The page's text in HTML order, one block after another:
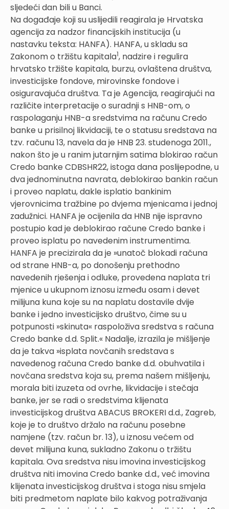
sljedeći dan bili u Banci.
Na događaje koji su uslijedili reagirala je Hrvatska
agencija za nadzor financijskih institucija (u
nastavku teksta: HANFA). HANFA, u skladu sa
Zakonom o tržištu kapitala1, nadzire i regulira
hrvatsko tržište kapitala, burzu, ovlaštena društva,
investicijske fondove, mirovinske fondove i
osiguravajuća društva. Ta je Agencija, reagirajući na
različite interpretacije o suradnji s HNB-om, o
raspolaganju HNB-a sredstvima na računu Credo
banke u prisilnoj likvidaciji, te o statusu sredstava na
tzv. računu 13, navela da je HNB 23. studenoga 2011.,
nakon što je u ranim jutarnjim satima blokirao račun
Credo banke CDBSHR22, istoga dana poslijepodne, u
dva jednominutna navrata, deblokirao bankin račun
i proveo naplatu, dakle isplatio bankinim
vjerovnicima tražbine po dvjema mjenicama i jednoj
zadužnici. HANFA je ocijenila da HNB nije ispravno
postupio kad je deblokirao račune Credo banke i
proveo isplatu po navedenim instrumentima.
HANFA je precizirala da je »unatoč blokadi računa
od strane HNB-a, po donošenju prethodno
navedenih rješenja i odluke, provedena naplata tri
mjenice u ukupnom iznosu između osam i devet
milijuna kuna koje su na naplatu dostavile dvije
banke i jedno investicijsko društvo, čime su u
potpunosti »skinuta« raspoloživa sredstva s računa
Credo banke d.d. Split.« Nadalje, izrazila je mišljenje
da je takva »isplata novčanih sredstava s
navedenog računa Credo banke d.d. obuhvatila i
novčana sredstva koja su, prema našem mišljenju,
morala biti izuzeta od ovrhe, likvidacije i stečaja
banke, jer se radi o sredstvima klijenata
investicijskog društva ABACUS BROKERI d.d., Zagreb,
koje je to društvo držalo na računu posebne
namjene (tzv. račun br. 13), u iznosu većem od
devet milijuna kuna, sukladno Zakonu o tržištu
kapitala. Ova sredstva nisu imovina investicijskog
društva niti imovina Credo banke d.d., već imovina
klijenata investicijskog društva i stoga nisu smjela
biti predmetom naplate bilo kakvog potraživanja